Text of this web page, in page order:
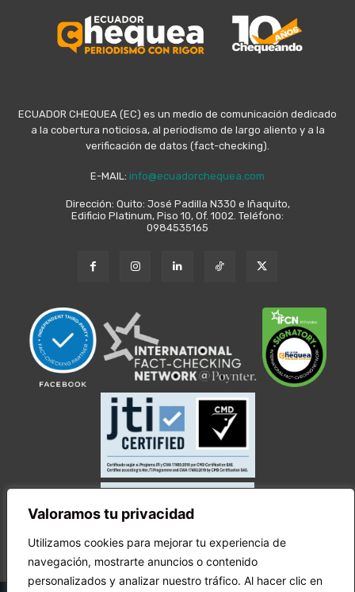
Valoramos tu privacidad
Utilizamos cookies para mejorar tu experiencia de
navegación, mostrarte anuncios o contenido
personalizados y analizar nuestro tráfico. Al hacer clic en
ECUADOR CHEQUEA (EC) es un medio de comunicación dedicado
a la cobertura noticiosa, al periodismo de largo aliento y a la
verificación de datos (fact-checking).
E-MAIL: info@ecuadorchequea.com
Dirección: Quito: José Padilla N330 e Iñaquito,
Edificio Platinum, Piso 10, Of. 1002. Teléfono:
0984535165